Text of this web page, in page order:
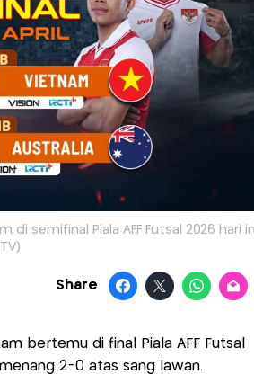
semifinal Piala AFF Futsal 2026 hari
Share
bertemu di final Piala AFF Futsal
2-0 atas sang lawan.